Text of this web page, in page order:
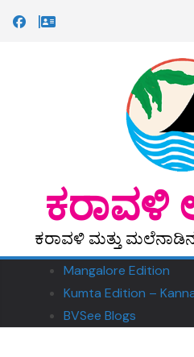
ಕರಾವಳಿ ಮತ್ತು
Mangalore Edition
Kumta Edition –
BVSee Blogs